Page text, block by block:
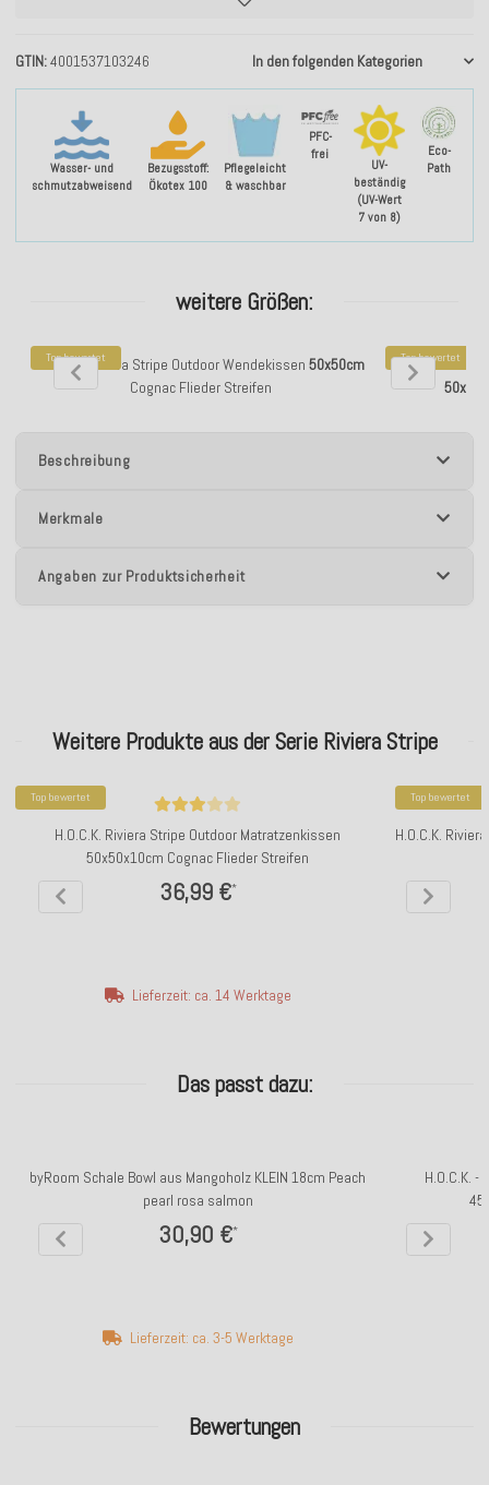
Wasser- und
schmutzabweisend
Bezugsstoff:
Ökotex 100
Pflegeleicht
& waschbar
PFC-
frei
UV-
beständig
(UV-Wert
7 von 8)
Eco-
Path
GTIN 4001537103246 In den folgenden Kategorien
weitere Größen:
Top bewertet
H.O.C.K. Riviera Stripe Outdoor Wendekissen 50x50cm
Cognac Flieder Streifen
Top bewertet
H.O.C.K.
Beschreibung
Merkmale
Angaben zur Produktsicherheit
Bewertungen
Weitere Produkte aus der Serie Riviera Stripe
Top bewertet
H.O.C.K. Riviera Stripe Outdoor Matratzenkissen
50x50x10cm Cognac Flieder Streifen
36,99 €*
Lieferzeit: ca. 14 Werktage
Top bewertet
H.O.C.K.
Das passt dazu:
byRoom Schale Bowl aus Mangoholz KLEIN 18cm Peach
pearl rosa salmon
30,90 €*
Lieferzeit: ca. 3-5 Werktage
H.O.C.K. -